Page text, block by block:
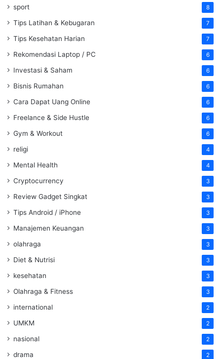
sport 8
Tips Latihan & Kebugaran 7
Tips Kesehatan Harian 7
Rekomendasi Laptop / PC 6
Investasi & Saham 6
Bisnis Rumahan 6
Cara Dapat Uang Online 6
Freelance & Side Hustle 6
Gym & Workout 6
religi 4
Mental Health 4
Cryptocurrency 3
Review Gadget Singkat 3
Tips Android / iPhone 3
Manajemen Keuangan 3
olahraga 3
Diet & Nutrisi 3
kesehatan 3
Olahraga & Fitness 3
international 2
UMKM 2
nasional 2
drama 2